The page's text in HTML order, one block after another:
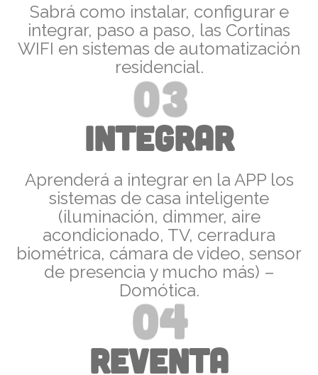
Sabrá como instalar, configurar e
integrar, paso a paso, las Cortinas
WIFI en sistemas de automatización
residencial.
03
Integrar
Aprenderá a integrar en la APP los
sistemas de casa inteligente
(iluminación, dimmer, aire
acondicionado, TV, cerradura
biométrica, cámara de video, sensor
de presencia y mucho más) –
Domótica.
04
REVENTA